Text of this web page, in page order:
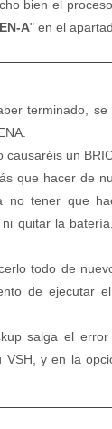
bien el
A" en el
terminado, se
o causaréis un
que hacer de
no tener que
quitar la
todo de
de ejecutar
salga el error
y en la